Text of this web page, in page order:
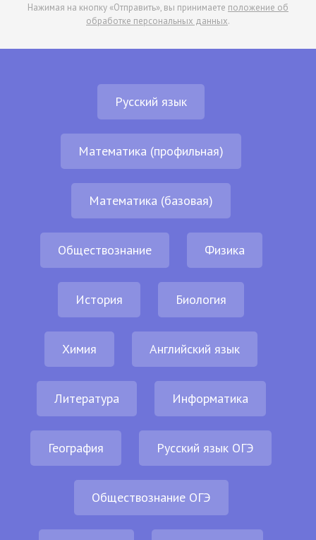
Нажимая на кнопку «Отправить», вы принимаете положение об
обработке персональных данных.
Русский язык
Математика (профильная)
Математика (базовая)
Обществознание Физика
История Биология
Химия Английский язык
Литература Информатика
География Русский язык ОГЭ
Обществознание ОГЭ